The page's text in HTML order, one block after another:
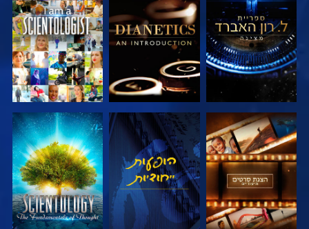
בדוק את הסדרה בדוק את הסדרה צפה
בדוק את הסדרה צפה בדוק את הסדרה